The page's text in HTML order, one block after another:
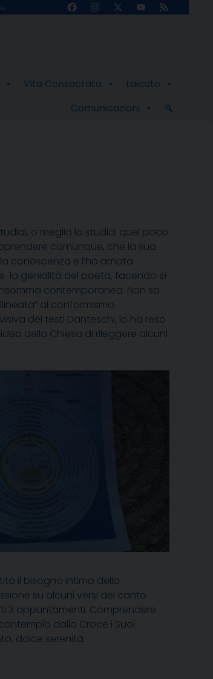
FacebookInstagram
X
YouTube
Feed
Vita Consacrata
Laicato
Comunicazioni
o meglio lo studiai quel poco
comunque, che la sua
conoscenza e l’ho amata.
la genialità del poeta, facendo sì
contemporanea. Non so
al conformismo
dei testi Danteschi, lo ha reso
della Chiesa di rileggere alcuni
il bisogno intimo della
su alcuni versi del canto
3 appuntamenti. Comprendere
dalla Croce i Suoi
dolce serenità.